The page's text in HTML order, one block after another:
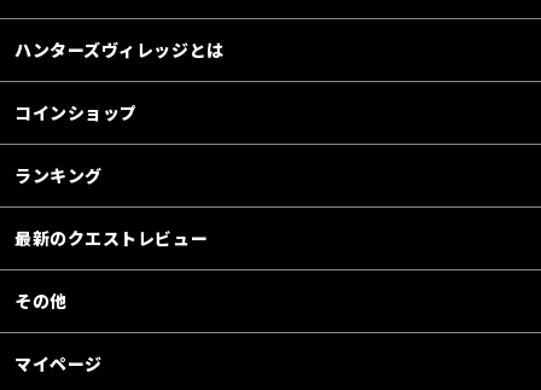
ハンターズヴィレッジとは
コインショップ
ランキング
最新のクエストレビュー
その他
マイページ